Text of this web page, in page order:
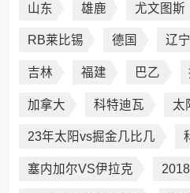
山东 雄鹿 尤文图斯
RB莱比锡 德国 辽宁
吉林 福建 巴乙
加拿大 科特迪瓦 太
23年太阳vs掘金几比几
塞内加尔VS伊拉克